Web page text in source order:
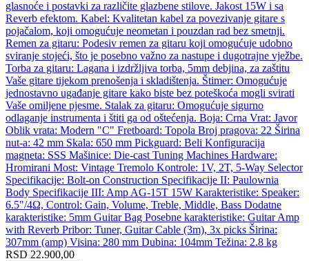
glasnoće i postavki za različite glazbene stilove. Jakost 15W i sa
Reverb efektom. Kabel: Kvalitetan kabel za povezivanje gitare s
pojačalom, koji omogućuje neometan i pouzdan rad bez smetnji.
Remen za gitaru: Podesiv remen za gitaru koji omogućuje udobno
sviranje stojeći, što je posebno važno za nastupe i dugotrajne vježbe.
Torba za gitaru: Lagana i izdržljiva torba, 5mm debjina, za zaštitu
Vaše gitare tijekom prenošenja i skladištenja. Štimer: Omogućuje
jednostavno ugađanje gitare kako biste bez poteškoća mogli svirati
Vaše omiljene pjesme. Stalak za gitaru: Omogućuje sigurno
odlaganje instrumenta i štiti ga od oštećenja. Boja: Crna Vrat: Javor
Oblik vrata: Modern "C" Fretboard: Topola Broj pragova: 22 Širina
nut-a: 42 mm Skala: 650 mm Pickguard: Beli Konfiguracija
magneta: SSS Mašinice: Die-cast Tuning Machines Hardware:
Hromirani Most: Vintage Tremolo Kontrole: 1V, 2T, 5-Way Selector
Specifikacije: Bolt-on Construction Specifikacije II: Paulownia
Body Specifikacije III: Amp AG-15T 15W Karakteristike: Speaker:
6.5"/4Ω, Control: Gain, Volume, Treble, Middle, Bass Dodatne
karakteristike: 5mm Guitar Bag Posebne karakteristike: Guitar Amp
with Reverb Pribor: Tuner, Guitar Cable (3m), 3x picks Širina:
307mm (amp) Visina: 280 mm Dubina: 104mm Težina: 2.8 kg
RSD 22.900,00